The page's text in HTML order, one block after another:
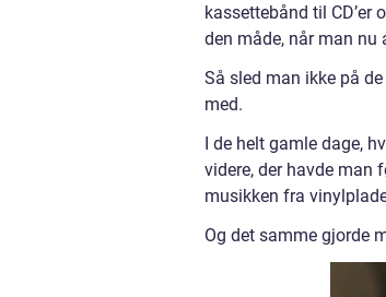
kassettebånd til
den måde, når man nu
Så sled man ikke på
med.
I de helt gamle dage,
videre, der havde man
musikken fra
Og det samme gjorde